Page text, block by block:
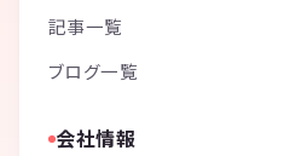
記事一覧
ブログ一覧
会社情報